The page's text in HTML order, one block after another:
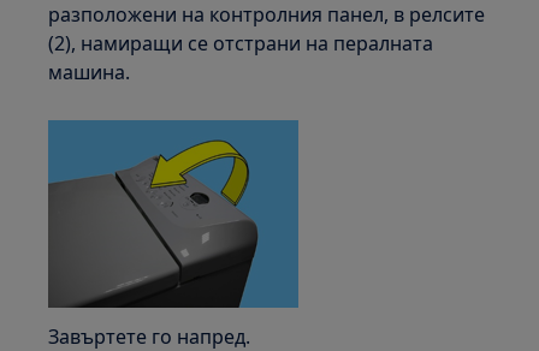
разположени на контролния панел, в релсите
(2), намиращи се отстрани на пералната
машина.
Завъртете го напред.